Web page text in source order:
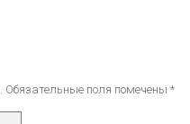
Обязательные поля помечены *